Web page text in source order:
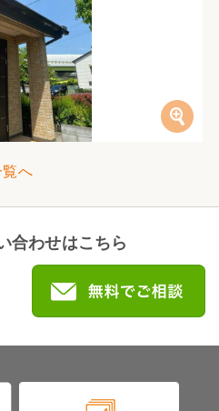
へ
合わせはこちら